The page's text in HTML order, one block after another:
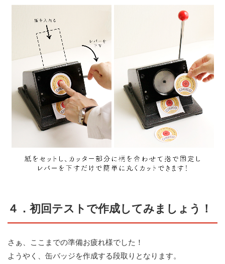
４．初回テストで作成してみましょう！
さぁ、ここまでの準備お疲れ様でした！
ようやく、缶バッジを作成する段取りとなります。